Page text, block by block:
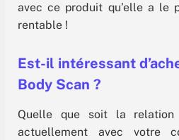
avec ce produit qu’elle a le
rentable !
Est-il intéressant
Body Scan ?
Quelle que soit la relation
actuellement avec votre